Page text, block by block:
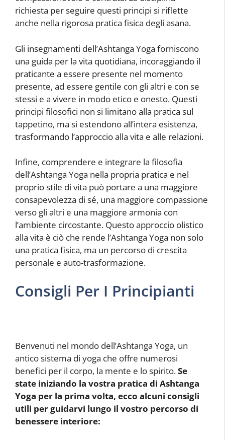
richiesta per seguire questi principi si riflette
anche nella rigorosa pratica fisica degli asana.
Gli insegnamenti dell’Ashtanga Yoga forniscono
una guida per la vita quotidiana, incoraggiando il
praticante a essere presente nel momento
presente, ad essere gentile con gli altri e con se
stessi e a vivere in modo etico e onesto. Questi
principi filosofici non si limitano alla pratica sul
tappetino, ma si estendono all’intera esistenza,
trasformando l’approccio alla vita e alle relazioni.
Infine, comprendere e integrare la filosofia
dell’Ashtanga Yoga nella propria pratica e nel
proprio stile di vita può portare a una maggiore
consapevolezza di sé, una maggiore compassione
verso gli altri e una maggiore armonia con
l’ambiente circostante. Questo approccio olistico
alla vita è ciò che rende l’Ashtanga Yoga non solo
una pratica fisica, ma un percorso di crescita
personale e auto-trasformazione.
Consigli Per I Principianti
Benvenuti nel mondo dell’Ashtanga Yoga, un
antico sistema di yoga che offre numerosi
benefici per il corpo, la mente e lo spirito.Se
state iniziando la vostra pratica di Ashtanga
Yoga per la prima volta, ecco alcuni consigli
utili per guidarvi lungo il vostro percorso di
benessere interiore: